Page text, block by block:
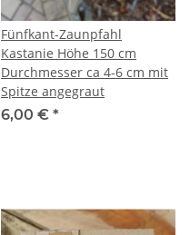
Fünfkant-Zaunpfahl
Kastanie Höhe 150 cm
Durchmesser ca 4-6 cm mit
Spitze angegraut
6,00 € *